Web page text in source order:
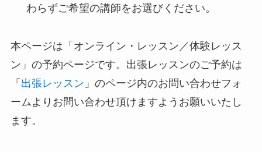
わらずご希望の講師をお選びください。
本ページは「オンライン・レッスン／体験レッス
ン」の予約ページです。出張レッスンのご予約は
「 出張レッスン 」のページ内のお問い合わせフォ
ームよりお問い合わせ頂けますようお願いいたし
ます。